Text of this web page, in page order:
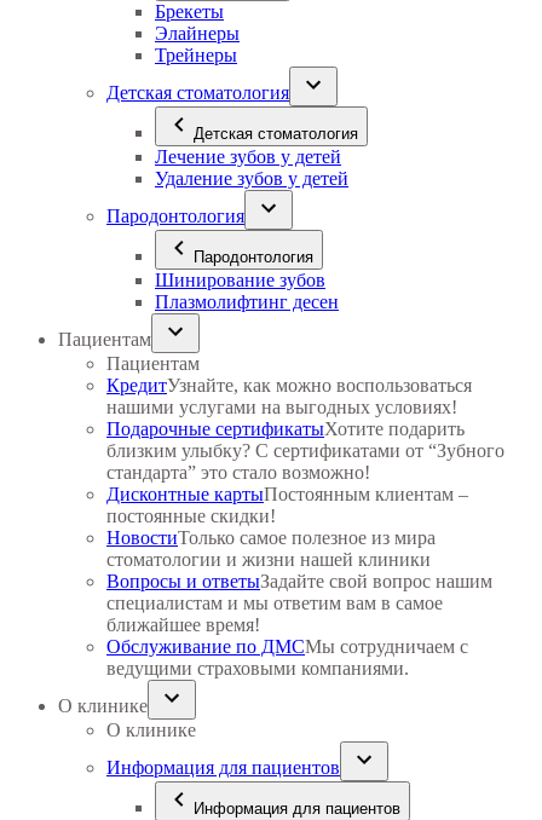
Брекеты
Элайнеры
Трейнеры
Детская стоматология
Детская стоматология
Лечение зубов у детей
Удаление зубов у детей
Пародонтология
Пародонтология
Шинирование зубов
Плазмолифтинг десен
Пациентам
Пациентам
КредитУзнайте, как можно воспользоваться
нашими услугами на выгодных условиях!
Подарочные сертификатыХотите подарить
близким улыбку? С сертификатами от “Зубного
стандарта” это стало возможно!
Дисконтные картыПостоянным клиентам –
постоянные скидки!
НовостиТолько самое полезное из мира
стоматологии и жизни нашей клиники
Вопросы и ответыЗадайте свой вопрос нашим
специалистам и мы ответим вам в самое
ближайшее время!
Обслуживание по ДМСМы сотрудничаем с
ведущими страховыми компаниями.
О клинике
О клинике
Информация для пациентов
Информация для пациентов